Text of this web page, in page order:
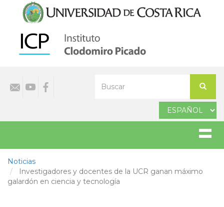
contenido
principal
Buscar
your
Noticias
Investigadores y docentes de la UCR ganan máximo
galardón en ciencia y tecnología